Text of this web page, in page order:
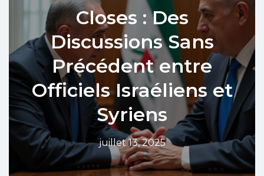
Closes : Des
Discussions Sans
Précédent entre
Officiels Israéliens et
Syriens
juillet 13, 2025